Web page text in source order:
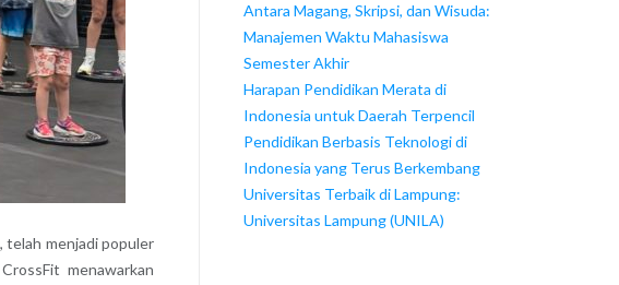
telah menjadi populer
menawarkan
Antara Magang, Skripsi, dan Wisuda:
Manajemen Waktu Mahasiswa
Semester Akhir
Harapan Pendidikan Merata di
Indonesia untuk Daerah Terpencil
Pendidikan Berbasis Teknologi di
Indonesia yang Terus Berkembang
Universitas Terbaik di Lampung:
Universitas Lampung (UNILA)